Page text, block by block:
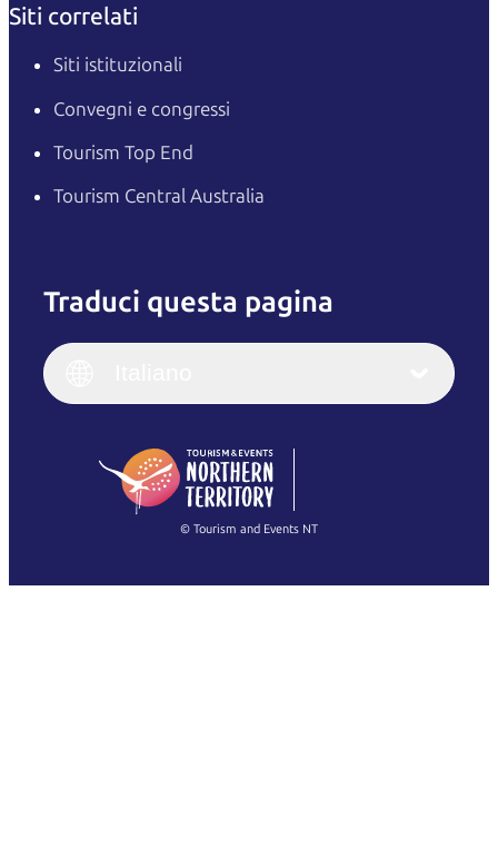
Siti correlati
Siti istituzionali
Convegni e congressi
Tourism Top End
Tourism Central Australia
Traduci questa pagina
English
(Singapore)
Italiano
繁體中文
© Tourism and Events NT